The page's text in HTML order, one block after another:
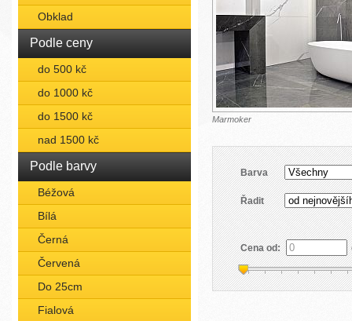
Obklad
Podle ceny
do 500 kč
do 1000 kč
do 1500 kč
nad 1500 kč
Podle barvy
Béžová
Bílá
Černá
Červená
Do 25cm
Fialová
Marmoker
Barva
Řadit
Cena od: